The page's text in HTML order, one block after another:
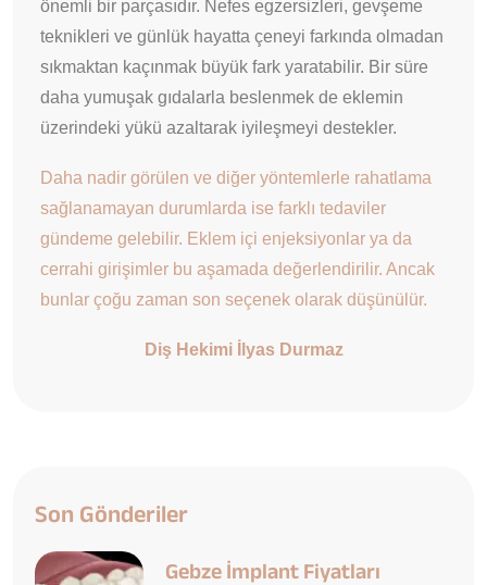
önemli bir parçasıdır. Nefes egzersizleri, gevşeme
teknikleri ve günlük hayatta çeneyi farkında olmadan
sıkmaktan kaçınmak büyük fark yaratabilir. Bir süre
daha yumuşak gıdalarla beslenmek de eklemin
üzerindeki yükü azaltarak iyileşmeyi destekler.
Daha nadir görülen ve diğer yöntemlerle rahatlama
sağlanamayan durumlarda ise farklı tedaviler
gündeme gelebilir. Eklem içi enjeksiyonlar ya da
cerrahi girişimler bu aşamada değerlendirilir. Ancak
bunlar çoğu zaman son seçenek olarak düşünülür.
Diş Hekimi İlyas Durmaz
Son Gönderiler
Gebze İmplant Fiyatları